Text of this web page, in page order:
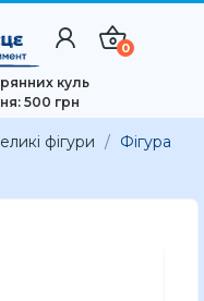
0
куль
500 грн
фігури
Фігура